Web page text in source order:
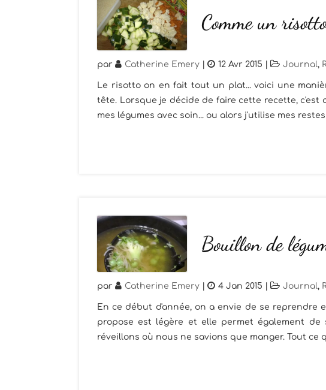
Comme un
par Catherine Emery 12 Avr 2015 Journal,
Le risotto on en fait tout un plat... voici une
tête. Lorsque je décide de faire cette recette, c'est
mes légumes avec soin... ou alors j'utilise mes restes
Bouillon de
par Catherine Emery 4 Jan 2015 Journal,
En ce début d'année, on a envie de se reprendre
propose est légère et elle permet également
réveillons où nous ne savions que manger. Tout ce